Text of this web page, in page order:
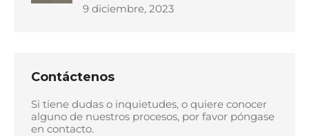
9 diciembre, 2023
Contáctenos
Si tiene dudas o inquietudes, o quiere conocer
alguno de nuestros procesos, por favor póngase
en contacto.